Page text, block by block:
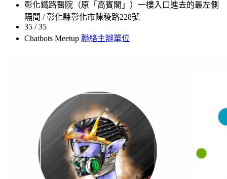
彰化鐵路醫院（原「高賓閣」）一樓入口進去的最左側
隔間 / 彰化縣彰化市陳稜路228號
35 / 35
Chatbots Meetup 聯絡主辦單位